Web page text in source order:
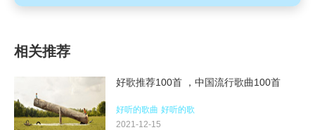
相关推荐
好歌推荐100首 ，中国流行歌曲100首
好听的歌曲 好听的歌
2021-12-15